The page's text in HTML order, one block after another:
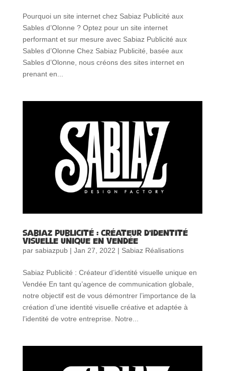
Pourquoi un site internet chez Sabiaz Publicité aux
Sables d’Olonne ? Optez pour un site internet
performant et sur mesure avec Sabiaz Publicité aux
Sables d’Olonne Chez Sabiaz Publicité, basée aux
Sables d’Olonne, nous créons des sites internet en
prenant en...
Sabiaz Publicité : Créateur d’identité
visuelle unique en Vendée
par sabiazpub| Jan 27, 2022 | Sabiaz Réalisations
Sabiaz Publicité : Créateur d’identité visuelle unique en
Vendée En tant qu’agence de communication globale,
notre objectif est de vous démontrer l’importance de la
création d’une identité visuelle créative et adaptée à
l’identité de votre entreprise. Notre...